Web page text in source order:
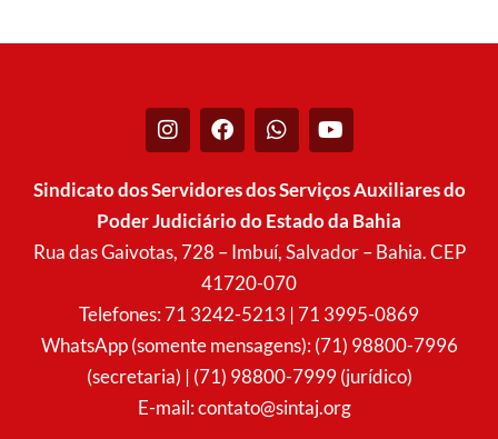
I
n
t
g
r
F
a
e
b
o
o
k
W
h
t
a
p
p
Y
o
t
u
b
e
Sindicato dos Servidores dos Serviços Auxiliares do
Poder Judiciário do Estado da Bahia
Rua das Gaivotas, 728 – Imbuí, Salvador – Bahia. CEP
41720-070
Telefones: 71 3242-5213 | 71 3995-0869
WhatsApp (somente mensagens): (71) 98800-7996
(secretaria) | (71) 98800-7999 (jurídico)
E-mail:contato@sintaj.org